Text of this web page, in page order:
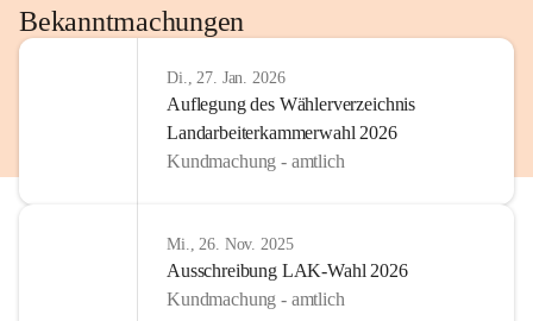
Bekanntmachungen
Di., 27. Jan. 2026
Auflegung des Wählerverzeichnis
Landarbeiterkammerwahl 2026
Kundmachung - amtlich
Mi., 26. Nov. 2025
Ausschreibung LAK-Wahl 2026
Kundmachung - amtlich